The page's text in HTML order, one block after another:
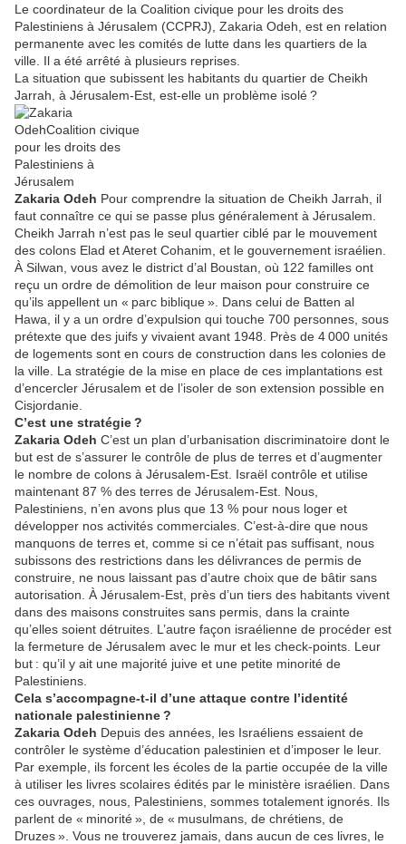
Le coordinateur de la Coalition civique pour les droits des
Palestiniens à Jérusalem (CCPRJ), Zakaria Odeh, est en relation
permanente avec les comités de lutte dans les quartiers de la
ville. Il a été arrêté à plusieurs reprises.
La situation que subissent les habitants du quartier de Cheikh
Jarrah, à Jérusalem-Est, est-elle un problème isolé ?
Zakaria Odeh Pour comprendre la situation de Cheikh Jarrah, il
faut connaître ce qui se passe plus généralement à Jérusalem.
Cheikh Jarrah n’est pas le seul quartier ciblé par le mouvement
des colons Elad et Ateret Cohanim, et le gouvernement israélien.
À Silwan, vous avez le district d’al Boustan, où 122 familles ont
reçu un ordre de démolition de leur maison pour construire ce
qu’ils appellent un « parc biblique ». Dans celui de Batten al
Hawa, il y a un ordre d’expulsion qui touche 700 personnes, sous
prétexte que des juifs y vivaient avant 1948. Près de 4 000 unités
de logements sont en cours de construction dans les colonies de
la ville. La stratégie de la mise en place de ces implantations est
d’encercler Jérusalem et de l’isoler de son extension possible en
Cisjordanie.
C’est une stratégie ?
Zakaria Odeh C’est un plan d’urbanisation discriminatoire dont le
but est de s’assurer le contrôle de plus de terres et d’augmenter
le nombre de colons à Jérusalem-Est. Israël contrôle et utilise
maintenant 87 % des terres de Jérusalem-Est. Nous,
Palestiniens, n’en avons plus que 13 % pour nous loger et
développer nos activités commerciales. C’est-à-dire que nous
manquons de terres et, comme si ce n’était pas suffisant, nous
subissons des restrictions dans les délivrances de permis de
construire, ne nous laissant pas d’autre choix que de bâtir sans
autorisation. À Jérusalem-Est, près d’un tiers des habitants vivent
dans des maisons construites sans permis, dans la crainte
qu’elles soient détruites. L’autre façon israélienne de procéder est
la fermeture de Jérusalem avec le mur et les check-points. Leur
but : qu’il y ait une majorité juive et une petite minorité de
Palestiniens.
Cela s’accompagne-t-il d’une attaque contre l’identité
nationale palestinienne ?
Zakaria Odeh Depuis des années, les Israéliens essaient de
contrôler le système d’éducation palestinien et d’imposer le leur.
Par exemple, ils forcent les écoles de la partie occupée de la ville
à utiliser les livres scolaires édités par le ministère israélien. Dans
ces ouvrages, nous, Palestiniens, sommes totalement ignorés. Ils
parlent de « minorité », de « musulmans, de chrétiens, de
Druzes ». Vous ne trouverez jamais, dans aucun de ces livres, le